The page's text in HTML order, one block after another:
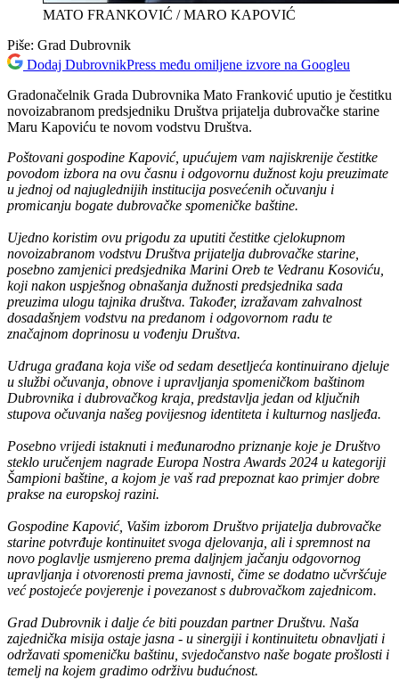
MATO FRANKOVIĆ / MARO KAPOVIĆ
Piše: Grad Dubrovnik
Dodaj DubrovnikPress među omiljene izvore na Googleu
Gradonačelnik Grada Dubrovnika Mato Franković uputio je čestitku
novoizabranom predsjedniku Društva prijatelja dubrovačke starine
Maru Kapoviću te novom vodstvu Društva.
Poštovani gospodine Kapović, upućujem vam najiskrenije čestitke
povodom izbora na ovu časnu i odgovornu dužnost koju preuzimate
u jednoj od najuglednijih institucija posvećenih očuvanju i
promicanju bogate dubrovačke spomeničke baštine.
Ujedno koristim ovu prigodu za uputiti čestitke cjelokupnom
novoizabranom vodstvu Društva prijatelja dubrovačke starine,
posebno zamjenici predsjednika Marini Oreb te Vedranu Kosoviću,
koji nakon uspješnog obnašanja dužnosti predsjednika sada
preuzima ulogu tajnika društva. Također, izražavam zahvalnost
dosadašnjem vodstvu na predanom i odgovornom radu te
značajnom doprinosu u vođenju Društva.
Udruga građana koja više od sedam desetljeća kontinuirano djeluje
u službi očuvanja, obnove i upravljanja spomeničkom baštinom
Dubrovnika i dubrovačkog kraja, predstavlja jedan od ključnih
stupova očuvanja našeg povijesnog identiteta i kulturnog nasljeđa.
Posebno vrijedi istaknuti i međunarodno priznanje koje je Društvo
steklo uručenjem nagrade Europa Nostra Awards 2024 u kategoriji
Šampioni baštine, a kojom je vaš rad prepoznat kao primjer dobre
prakse na europskoj razini.
Gospodine Kapović, Vašim izborom Društvo prijatelja dubrovačke
starine potvrđuje kontinuitet svoga djelovanja, ali i spremnost na
novo poglavlje usmjereno prema daljnjem jačanju odgovornog
upravljanja i otvorenosti prema javnosti, čime se dodatno učvršćuje
već postojeće povjerenje i povezanost s dubrovačkom zajednicom.
Grad Dubrovnik i dalje će biti pouzdan partner Društvu. Naša
zajednička misija ostaje jasna - u sinergiji i kontinuitetu obnavljati i
održavati spomeničku baštinu, svjedočanstvo naše bogate prošlosti i
temelj na kojem gradimo održivu budućnost.